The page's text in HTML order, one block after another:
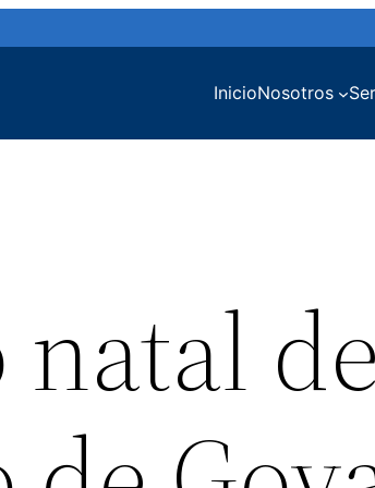
InicioNosotros
de